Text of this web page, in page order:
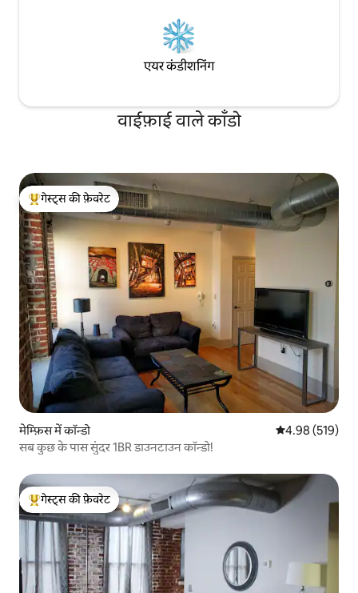
एयर कंडीशनिंग
वाईफ़ाई वाले काँडो
गेस्ट्स का टॉप फ़ेवरेट
गेस्ट्स की फ़ेवरेट
मेम्फ़िस में कॉन्डो औसत रेटिंग 5 में से
4.98 (519)
सब कुछ के पास सुंदर 1BR डाउनटाउन कॉन्डो!
गेस्ट्स का टॉप फ़ेवरेट
गेस्ट्स की फ़ेवरेट